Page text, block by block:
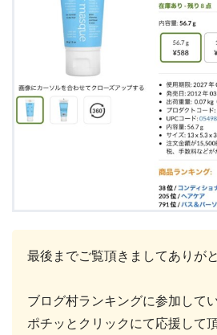
最後までご覧頂きましてありが
ブログ村ランキングに参加してい
ポチッとクリックにて応援して